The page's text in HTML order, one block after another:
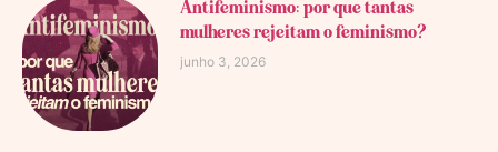
Antifeminismo: por que tantas
mulheres rejeitam o feminismo?
junho 3, 2026